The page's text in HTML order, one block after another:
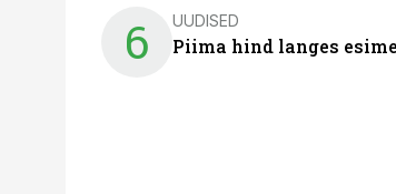
6 UUDISED
Piima hind langes